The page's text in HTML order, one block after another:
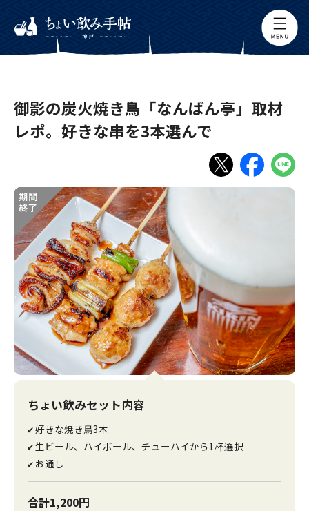
御影の炭火焼き鳥「なんばん亭」取材
レポ。好きな串を3本選んで
ちょい飲みセット内容
✔好きな焼き鳥3本
✔生ビール、ハイボール、チューハイから1杯選択
✔ お通し
合計1,200円